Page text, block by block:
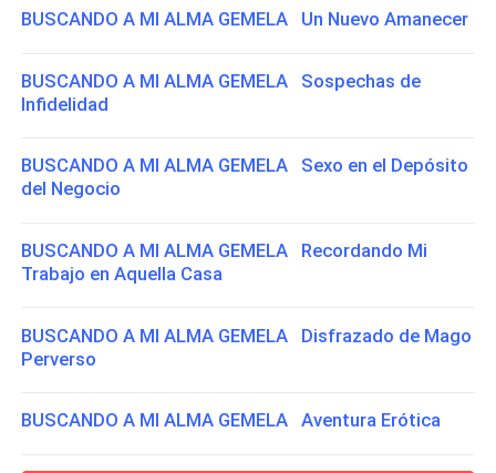
BUSCANDO A MI ALMA GEMELA Un Nuevo Amanecer
BUSCANDO A MI ALMA GEMELA Sospechas de
Infidelidad
BUSCANDO A MI ALMA GEMELA Sexo en el Depósito
del Negocio
BUSCANDO A MI ALMA GEMELA Recordando Mi
Trabajo en Aquella Casa
BUSCANDO A MI ALMA GEMELA Disfrazado de Mago
Perverso
BUSCANDO A MI ALMA GEMELA Aventura Erótica